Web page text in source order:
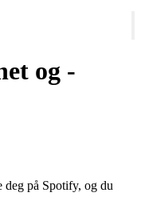
og -
deg på Spotify, og du